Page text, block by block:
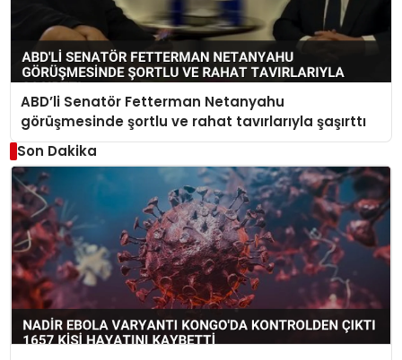
ABD’li Senatör Fetterman Netanyahu
görüşmesinde şortlu ve rahat tavırlarıyla şaşırttı
Son Dakika